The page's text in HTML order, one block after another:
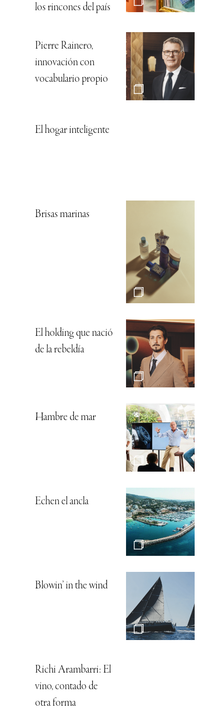
los rincones del país
Pierre Rainero,
innovación con
vocabulario propio
El hogar inteligente
Brisas marinas
El holding que nació
de la rebeldía
Hambre de mar
Echen el ancla
Blowin’ in the wind
Richi Arambarri: El
vino, contado de
otra forma